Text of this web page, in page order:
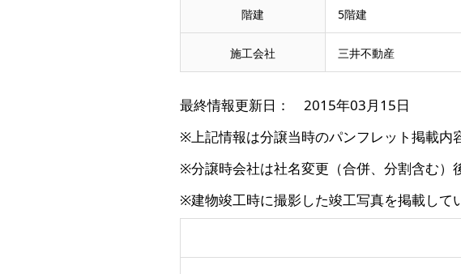
階建 5階建
施工会社 三井不動産
最終情報更新日： 2015年03月15日
※上記情報は分譲当時のパンフレット掲載内
※分譲時会社は社名変更（合併、分割含む）
※建物竣工時に撮影した竣工写真を掲載して